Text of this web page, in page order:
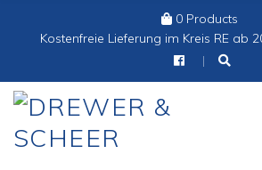
Cart:
0 Products
Kostenfreie Lieferung im Kreis RE ab